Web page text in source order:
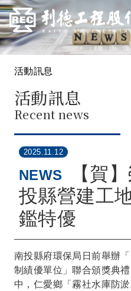
活動訊息
活動訊息
Recent news
2025.11.12
NEWS
【賀
投縣營建工
鑑特優
南投縣府環保局日前舉辦
制績優單位」聯合頒獎典
中，仁愛鄉「 霧社水庫防